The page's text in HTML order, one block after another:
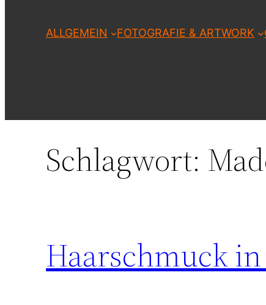
ALLGEMEIN FOTOGRAFIE & ARTWORK
Schlagwort:
Haarschmuck